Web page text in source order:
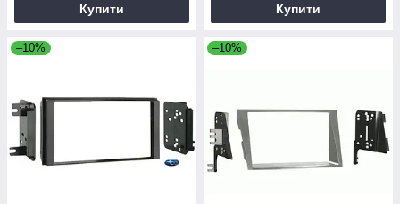
Купити Купити
–10% –10%